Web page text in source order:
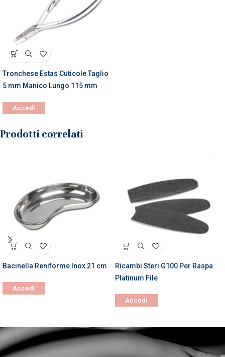
Tronchese Estas Cuticole Taglio
5 mm Manico Lungo 115 mm
Accedi
Prodotti correlati
Bacinella Reniforme Inox 21 cm
Accedi
Ricambi Steri G100 Per Raspa
Platinum File
Accedi